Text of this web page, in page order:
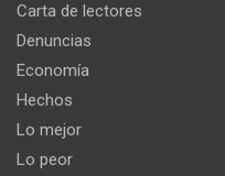
Carta de lectores
Denuncias
Economía
Hechos
Lo mejor
Lo peor